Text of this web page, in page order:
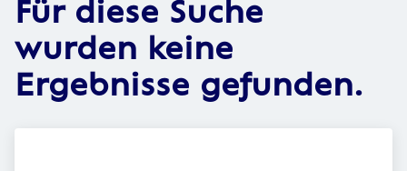
Für diese Suche
wurden keine
Ergebnisse gefunden.